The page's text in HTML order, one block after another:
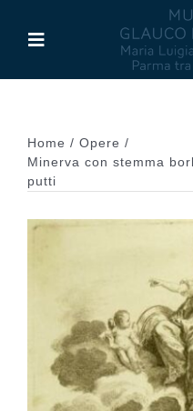
contenuto
Toggle
Maria Luigia d’Asburgo
Glauco Lombardi
Palazzo di Riserva
Attività
Pubblicazioni
Home
Opere
Minerva con stemma
putti